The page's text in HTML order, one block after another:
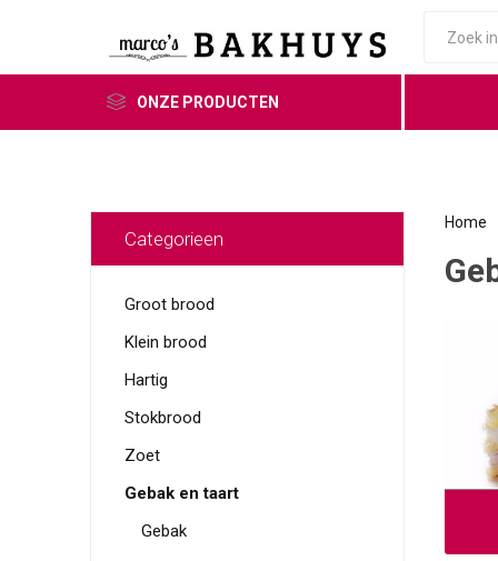
ONZE PRODUCTEN
Home
Categorieen
Groot brood
Klein brood
Hartig
Stokbrood
Zoet
Gebak en taart
Gebak